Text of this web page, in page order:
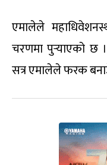
एमालेले
चरणमा पुर्‍याएको छ
सत्र एमालेले फरक